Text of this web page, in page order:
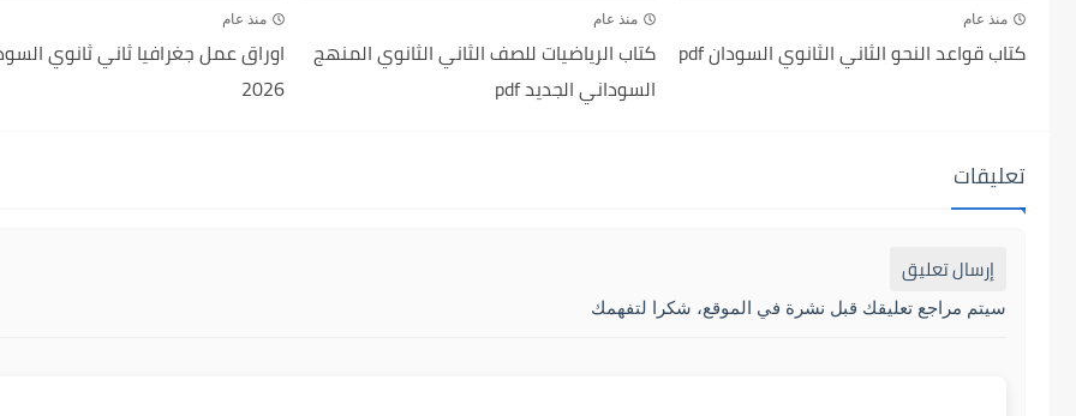
منذ عام
كتاب قواعد النحو الثاني الثانوي السودان pdf
منذ عام
كتاب الرياضيات للصف الثاني الثانوي المنهج
السوداني الجديد pdf
منذ عام
2026
تعليقات
إرسال تعليق
سيتم مراجع تعليقك قبل نشرة في الموقع، شكرا لتفهمك